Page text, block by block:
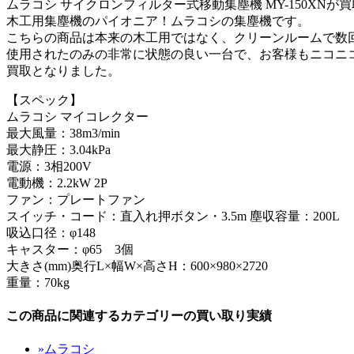
ムラコシ サイクロンフィルター式移動集塵機 MY-150XNが買
木工用集塵機のパイオニア！ムラコシの集塵機です。
こちらの商品は本来の木工用ではなく、クリーンルームで数
使用されたのみの非常に状態の良い一台で、お客様もニコニ
買取となりました。
【スペック】
ムラコシ マイコレクター
最大風量：38m3/min
最大静圧：3.04kPa
電源：3相200V
電動機：2.2kW 2P
ファン：プレートファン
スイッチ・コード：直入れ押ボタン・3.5m 塵収容量：200L
吸込口径：φ148
キャスター：φ65 3個
大きさ(mm)奥行L×幅W×高さH：600×980×2720
重量：70kg
この商品に関連するカテゴリーの買い取り実績
»ムラコシ